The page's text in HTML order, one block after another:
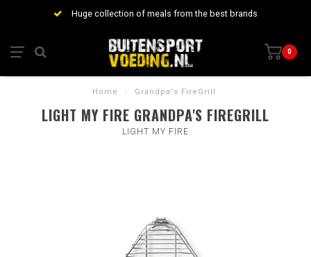
Huge collection of meals from the best brands
0
Home / Grandpa's FireGrill
LIGHT MY FIRE GRANDPA'S FIREGRILL
LIGHT MY FIRE